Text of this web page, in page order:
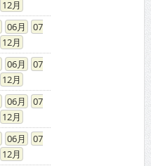
06
12
06
12
06
12
06
12
06